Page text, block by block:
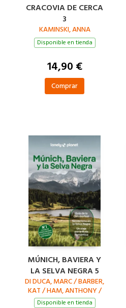
CRACOVIA DE CERCA
3
KAMINSKI, ANNA
Disponible en tienda
14,90 €
Comprar
MÚNICH, BAVIERA Y
LA SELVA NEGRA 5
DI DUCA, MARC / BARBER,
KAT / HAM, ANTHONY /
WALKER, KERRY
Disponible en tienda